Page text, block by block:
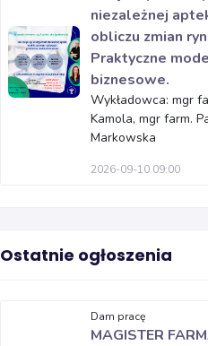
niezależnej
obliczu zmian
Praktyczne
biznesowe.
Wykładowca: mgr
Kamola, mgr farm.
Markowska
2026-09-10 09:00
Ostatnie ogłoszenia
Dam pracę
MAGISTER